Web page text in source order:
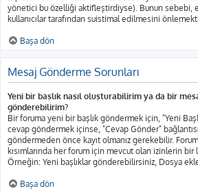
yönetici bu özelliği aktifleştirdiyse). Bunun sebebi,
kullanıcılar tarafından suistimal edilmesini
Başa dön
Mesaj Gönderme Sorunları
Yeni bir başlık nasıl oluşturabilirim ya da bir
gönderebilirim?
Bir foruma yeni bir başlık göndermek için, "Yeni
cevap göndermek içinse, "Cevap Gönder"
göndermeden önce kayıt olmanız gerekebilir.
kısımlarında her forum için mevcut olan izinlerin
Örneğin: Yeni başlıklar gönderebilirsiniz, Dosya
Başa dön